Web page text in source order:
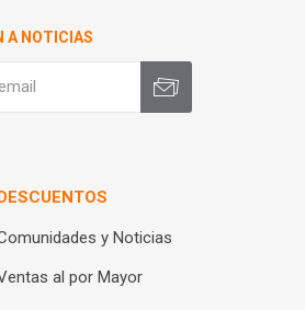
A NOTICIAS
y Noticias
al por Mayor